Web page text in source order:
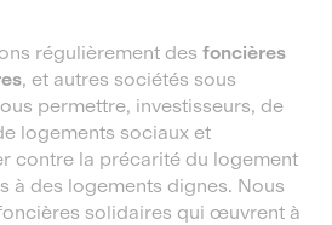
régulièrement desfoncières
, et autres sociétés sous
permettre, investisseurs, de
logements sociaux et
contre la précarité du logement
à des logements dignes. Nous
solidaires qui œuvrent à